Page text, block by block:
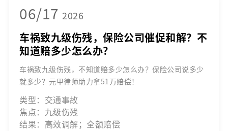
06/17 2026
车祸致九级伤残，保险公司催促和解？不
知道赔多少怎么办？
车祸致九级伤残，不知道赔多少怎么办？保险公司说多少
就多少？元甲律师助力拿51万赔偿！
类型：交通事故
焦点：九级伤残
结果：高效调解；全额赔偿